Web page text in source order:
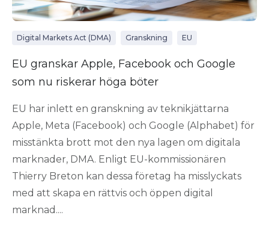
Digital Markets Act (DMA) Granskning EU
EU granskar Apple, Facebook och Google
som nu riskerar höga böter
EU har inlett en granskning av teknikjättarna
Apple, Meta (Facebook) och Google (Alphabet) för
misstänkta brott mot den nya lagen om digitala
marknader, DMA. Enligt EU-kommissionären
Thierry Breton kan dessa företag ha misslyckats
med att skapa en rättvis och öppen digital
marknad....